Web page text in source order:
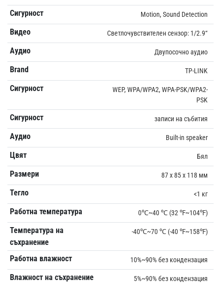
Сигурност Motion, Sound Detection
Видео Светлочувствителен сензор: 1/2.9“
Аудио Двупосочно аудио
Brand TP-LINK
Сигурност
WEP, WPA/WPA2, WPA-PSK/WPA2-
PSK
Сигурност записи на събития
Аудио Built-in speaker
Цвят Бял
Размери 87 x 85 x 118 мм
Тегло <1 кг
Работна температура 0℃~40 ℃ (32 ℉~104℉)
Температура на
съхранение
-40℃~70 ℃ (-40 ℉~158℉)
Работна влажност 10%~90% без кондензация
Влажност на съхранение 5%~90% без кондензация